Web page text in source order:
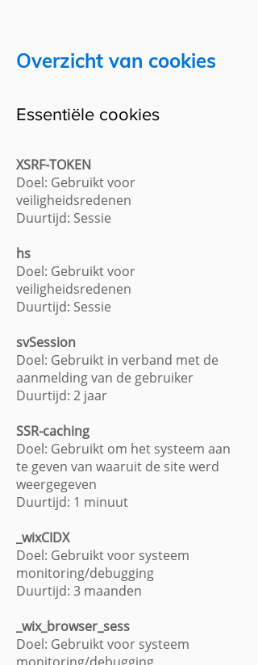
Overzicht van cookies
Essentiële cookies
XSRF-TOKEN
Doel: Gebruikt voor
veiligheidsredenen
Duurtijd: Sessie
hs
Doel: Gebruikt voor
veiligheidsredenen
Duurtijd: Sessie
svSession
Doel: Gebruikt in verband met de
aanmelding van de gebruiker
Duurtijd: 2 jaar
SSR-caching
Doel: Gebruikt om het systeem aan
te geven van waaruit de site werd
weergegeven
Duurtijd: 1 minuut
_wixCIDX
Doel: Gebruikt voor systeem
monitoring/debugging
Duurtijd: 3 maanden
_wix_browser_sess
Doel: Gebruikt voor systeem